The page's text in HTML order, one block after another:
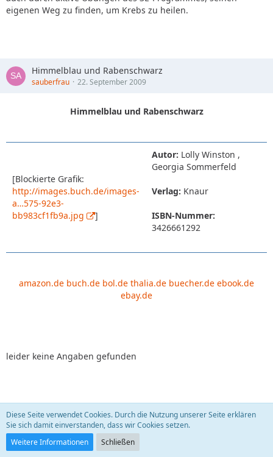
eigenen Weg zu finden, um Krebs zu heilen.
Himmelblau und Rabenschwarz
sauberfrau 22. September 2009
Himmelblau und Rabenschwarz
[Blockierte Grafik:
http://images.buch.de/images-
a…575-92e3-
bb983cf1fb9a.jpg
]
Autor: Lolly Winston ,
Georgia Sommerfeld
Verlag: Knaur
ISBN-Nummer:
3426661292
amazon.de buch.de bol.de thalia.de buecher.de ebook.de
ebay.de
leider keine Angaben gefunden
Leben, die Zweite. Krebs - eine Krankheit führt
Regie!?
sauberfrau 22. September 2009
Diese Seite verwendet Cookies. Durch die Nutzung unserer Seite erklären
Sie sich damit einverstanden, dass wir Cookies setzen.
Weitere Informationen
Schließen